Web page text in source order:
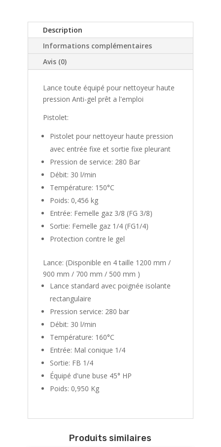
Bar
Description
Informations complémentaires
Avis (0)
Lance toute équipé pour nettoyeur haute
pression Anti-gel prêt a l'emploi
Pistolet:
Pistolet pour nettoyeur haute pression
avec entrée fixe et sortie fixe pleurant
Pression de service: 280 Bar
Débit: 30 l/min
Température: 150°C
Poids: 0,456 kg
Entrée: Femelle gaz 3/8 (FG 3/8)
Sortie: Femelle gaz 1/4 (FG1/4)
Protection contre le gel
Lance: (Disponible en 4 taille 1200 mm /
900 mm / 700 mm / 500 mm )
Lance standard avec poignée isolante
rectangulaire
Pression service: 280 bar
Débit: 30 l/min
Température: 160°C
Entrée: Mal conique 1/4
Sortie: FB 1/4
Équipé d'une buse 45° HP
Poids: 0,950 Kg
Produits similaires